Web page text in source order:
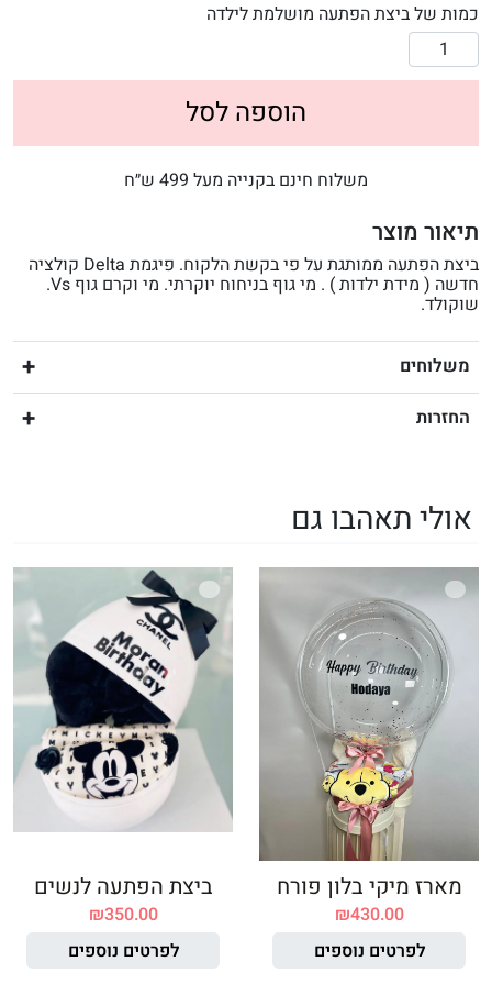
כמות של ביצת הפתעה מושלמת לילדה
הוספה לסל
משלוח חינם בקנייה מעל 499 ש״ח
תיאור מוצר
ביצת הפתעה ממותגת על פי בקשת הלקוח. פיגמת Delta קולציה
חדשה ( מידת ילדות ) . מי גוף בניחוח יוקרתי. מי וקרם גוף Vs.
שוקולד.
משלוחים
החזרות
אולי תאהבו גם
מארז מיקי בלון פורח
₪430.00
לפרטים נוספים
ביצת הפתעה לנשים
₪350.00
לפרטים נוספים